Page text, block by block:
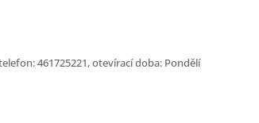
461725221, otevírací doba: Pondělí